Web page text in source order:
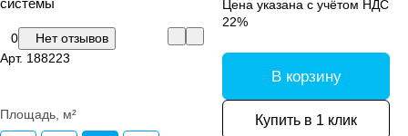
системы
0
Нет отзывов
Арт. 188223
Площадь, м²
Цена указана с учётом НДС
22%
В корзину
Купить в 1 клик